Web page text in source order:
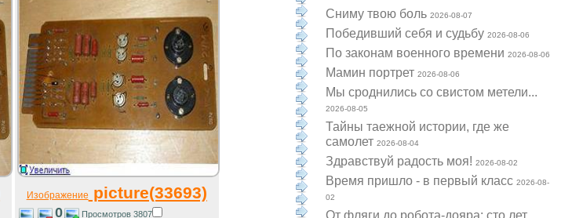
Cниму твою боль2026-08-07
Победивший себя и судьбу2026-08-06
По законам военного времени2026-08-06
Мамин портрет2026-08-06
Мы сроднились со свистом метели...
2026-08-05
Тайны таежной истории, где же
самолет2026-08-04
Здравствуй радость моя!2026-08-02
Время пришло - в первый класс2026-08-
02
От фляги до робота-дояра: сто лет
Изображение picture(33693)
0 Просмотров 3807